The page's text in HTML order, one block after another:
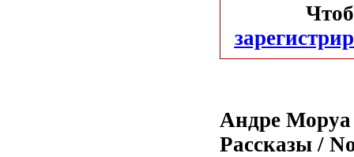
Андре
Рассказы /